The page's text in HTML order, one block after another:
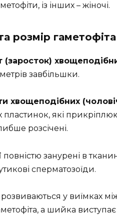
із інших – жіночі.
розмір
(заросток)
завбільшки.
хвощеподібних
пластинок, які
розсічені.
повністю занурені в
сперматозоїди.
розвиваються у виїмках
а шийка